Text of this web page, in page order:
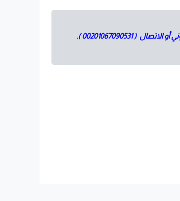
00201067090531
).